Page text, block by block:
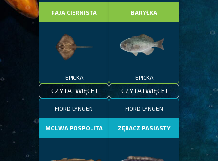
RAJA CIERNISTA
EPICKA
CZYTAJ WIĘCEJ
BARYŁKA
EPICKA
CZYTAJ WIĘCEJ
FIORD LYNGEN
MOLWA POSPOLITA
FIORD LYNGEN
ZĘBACZ PASIASTY